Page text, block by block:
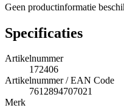
Geen productinformatie
Specificaties
Artikelnummer
172406
Artikelnummer / EAN Code
7612894707021
Merk